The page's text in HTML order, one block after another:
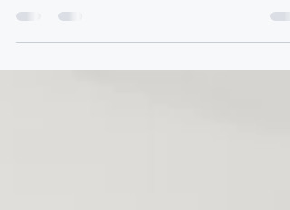
finanziaria dello Stato Italiano quello del